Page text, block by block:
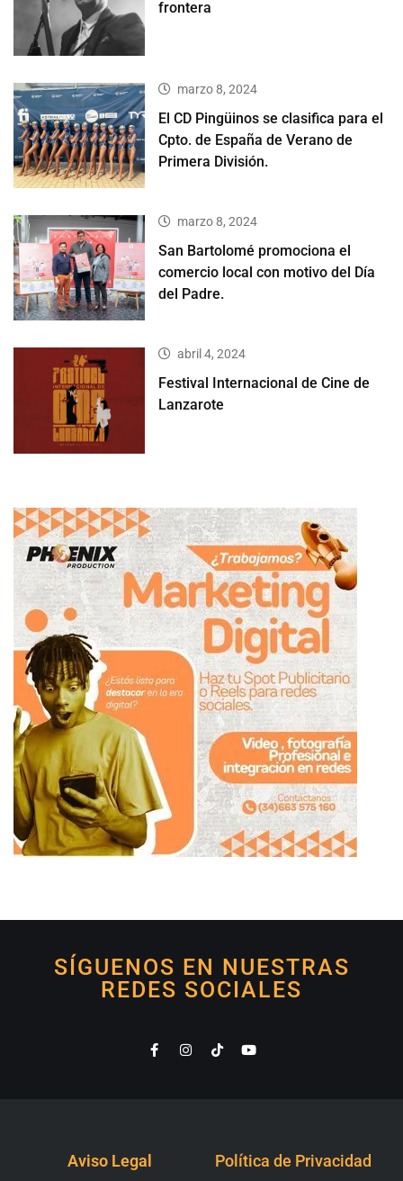
frontera
marzo 8, 2024
El CD Pingüinos se clasifica para el
Cpto. de España de Verano de
Primera División.
marzo 8, 2024
San Bartolomé promociona el
comercio local con motivo del Día
del Padre.
abril 4, 2024
Festival Internacional de Cine de
Lanzarote
SÍGUENOS EN NUESTRAS
REDES SOCIALES
Aviso Legal Política de Privacidad